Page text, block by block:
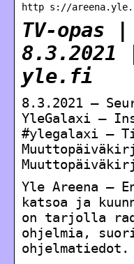
http s://
TV-opas |
8.3.2021
yle.fi
8.3.2021 —
YleGalaxi –
#ylegalaxi –
Yle Areena –
katsoa ja
on tarjolla
ohjelmia,
ohjelmatiedot.